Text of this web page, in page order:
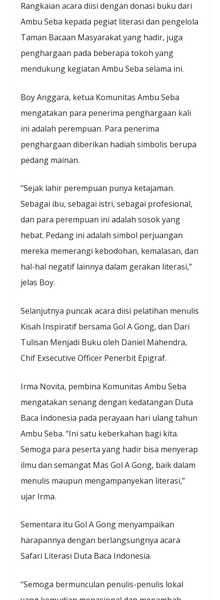
Rangkaian acara diisi dengan donasi buku dari
Ambu Seba kepada pegiat literasi dan pengelola
Taman Bacaan Masyarakat yang hadir, juga
penghargaan pada beberapa tokoh yang
mendukung kegiatan Ambu Seba selama ini.
Boy Anggara, ketua Komunitas Ambu Seba
mengatakan para penerima penghargaan kali
ini adalah perempuan. Para penerima
penghargaan diberikan hadiah simbolis berupa
pedang mainan.
“Sejak lahir perempuan punya ketajaman.
Sebagai ibu, sebagai istri, sebagai profesional,
dan para perempuan ini adalah sosok yang
hebat. Pedang ini adalah simbol perjuangan
mereka memerangi kebodohan, kemalasan, dan
hal-hal negatif lainnya dalam gerakan literasi,”
jelas Boy.
Selanjutnya puncak acara diisi pelatihan menulis
Kisah Inspiratif bersama Gol A Gong, dan Dari
Tulisan Menjadi Buku oleh Daniel Mahendra,
Chif Exsecutive Officer Penerbit Epigraf.
Irma Novita, pembina Komunitas Ambu Seba
mengatakan senang dengan kedatangan Duta
Baca Indonesia pada perayaan hari ulang tahun
Ambu Seba. “Ini satu keberkahan bagi kita.
Semoga para peserta yang hadir bisa menyerap
ilmu dan semangat Mas Gol A Gong, baik dalam
menulis maupun mengampanyekan literasi,”
ujar Irma.
Sementara itu Gol A Gong menyampaikan
harapannya dengan berlangsungnya acara
Safari Literasi Duta Baca Indonesia.
“Semoga bermunculan penulis-penulis lokal